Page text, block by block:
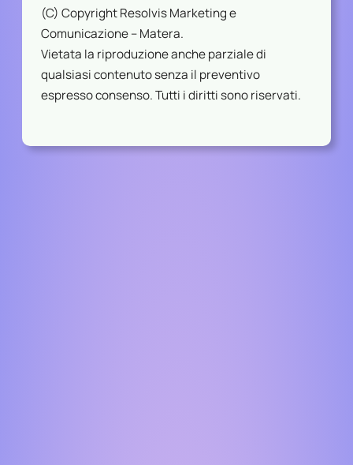
(C) Copyright Resolvis Marketing e
Comunicazione – Matera.
Vietata la riproduzione anche parziale di
qualsiasi contenuto senza il preventivo
espresso consenso. Tutti i diritti sono riservati.